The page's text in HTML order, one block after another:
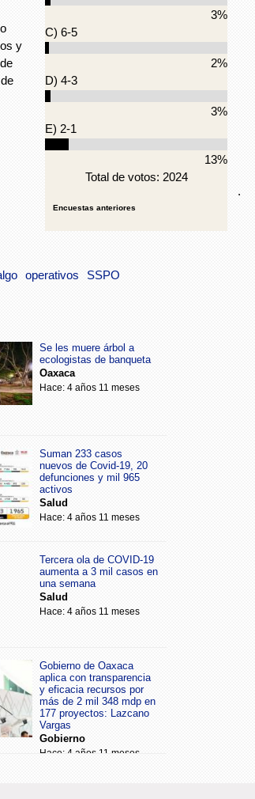
y
3%
C) 6-5
2%
D) 4-3
3%
E) 2-1
13%
Total de votos: 2024
Encuestas anteriores
operativos SSPO
Se les muere árbol a
ecologistas de banqueta
Oaxaca
Hace: 4 años 11 meses
Suman 233 casos
nuevos de Covid-19, 20
defunciones y mil 965
activos
Salud
Hace: 4 años 11 meses
Tercera ola de COVID-19
aumenta a 3 mil casos en
una semana
Salud
Hace: 4 años 11 meses
Gobierno de Oaxaca
aplica con transparencia
y eficacia recursos por
más de 2 mil 348 mdp en
177 proyectos: Lazcano
Vargas
Gobierno
Hace: 4 años 11 meses
.